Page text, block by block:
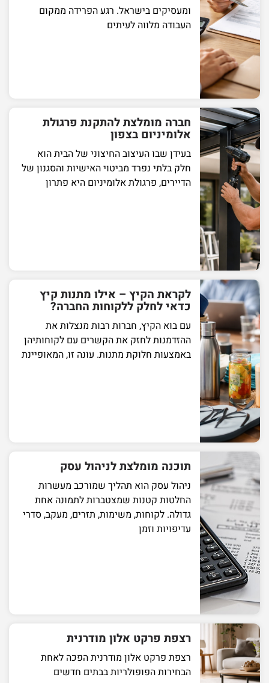
ומעסיקים בישראל. רגע הפרידה ממקום
העבודה מלווה לעיתים
חברה מומלצת להתקנת פרגולת
אלומיניום בצפון
בעידן שבו העיצוב החיצוני של הבית הוא
חלק בלתי נפרד מביטוי האישיות והסגנון של
הדיירים, פרגולת אלומיניום היא פתרון
לקראת הקיץ – אילו מתנות קיץ
כדאי לחלק ללקוחות החברה?
עם בוא הקיץ, חברות רבות מנצלות את
ההזדמנות לחזק את הקשרים עם לקוחותיהן
באמצעות חלוקת מתנות. עונה זו, המאופיינת
תוכנה מומלצת לניהול עסק
ניהול עסק הוא תהליך שמורכב מעשרות
החלטות קטנות שמצטברות לתמונה אחת
גדולה. לקוחות, משימות, תזרים, מעקב, סדרי
עדיפויות וזמן
רצפת פרקט אלון מודרנית
רצפת פרקט אלון מודרנית הפכה לאחת
הבחירות הפופולריות בבתים חדשים